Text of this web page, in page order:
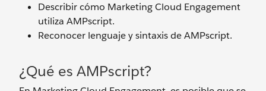
Describir cómo Marketing Cloud Engagement
utiliza AMPscript.
Reconocer lenguaje y sintaxis de AMPscript.
¿Qué es AMPscript?